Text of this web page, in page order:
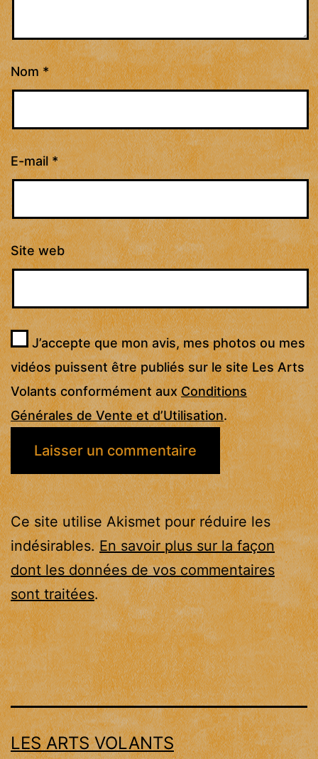
Nom*
E-mail*
Site web
J’accepte que mon avis, mes photos ou mes
vidéos puissent être publiés sur le site Les Arts
Volants conformément auxConditions
Générales de Vente et d’Utilisation.
Ce site utilise Akismet pour réduire les
indésirables.En savoir plus sur la façon
dont les données de vos commentaires
sont traitées.
LES ARTS VOLANTS